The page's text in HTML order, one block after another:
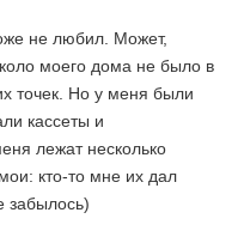
не любил. Может,
моего дома не было в
точек. Но у меня были
кассеты и
лежат несколько
кто-то мне их дал
забылось)